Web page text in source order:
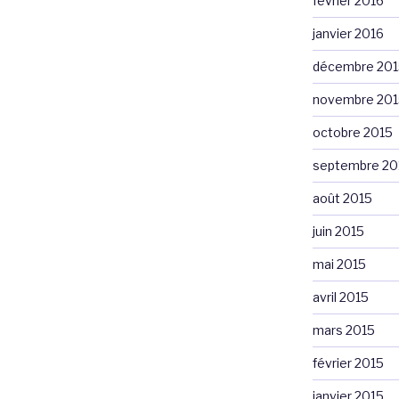
janvier 2016
décembre
novembre
octobre 2015
septembre
août 2015
juin 2015
mai 2015
avril 2015
mars 2015
février 2015